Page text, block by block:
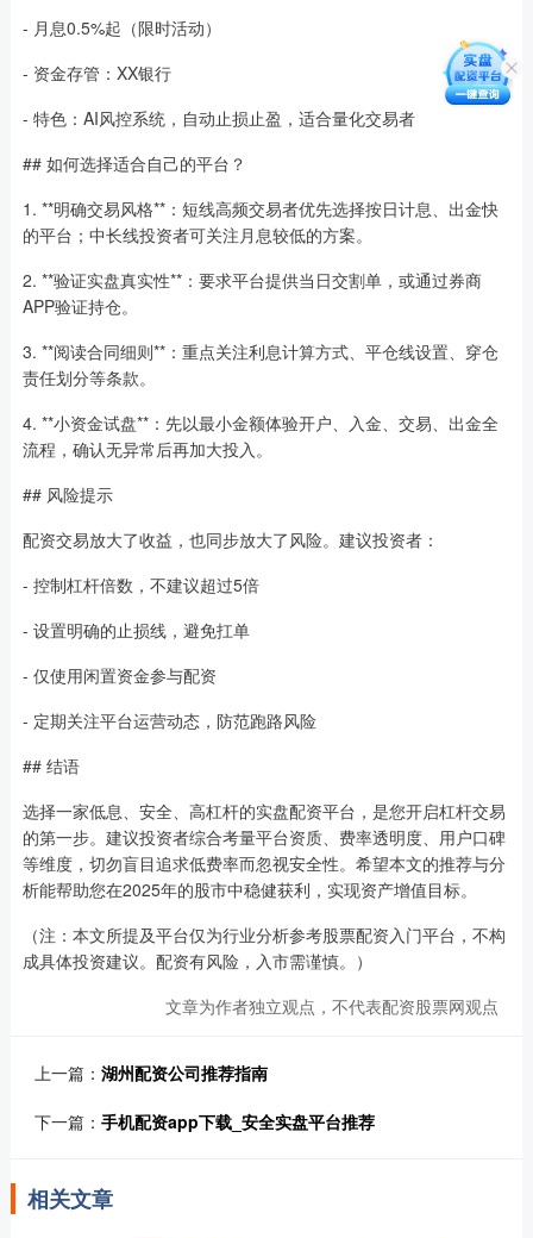
- 月息0.5%起（限时活动）
- 资金存管：XX银行
- 特色：AI风控系统，自动止损止盈，适合量化交易者
## 如何选择适合自己的平台？
1. **明确交易风格**：短线高频交易者优先选择按日计息、出金快
的平台；中长线投资者可关注月息较低的方案。
2. **验证实盘真实性**：要求平台提供当日交割单，或通过券商
APP验证持仓。
3. **阅读合同细则**：重点关注利息计算方式、平仓线设置、穿仓
责任划分等条款。
4. **小资金试盘**：先以最小金额体验开户、入金、交易、出金全
流程，确认无异常后再加大投入。
## 风险提示
配资交易放大了收益，也同步放大了风险。建议投资者：
- 控制杠杆倍数，不建议超过5倍
- 设置明确的止损线，避免扛单
- 仅使用闲置资金参与配资
- 定期关注平台运营动态，防范跑路风险
## 结语
选择一家低息、安全、高杠杆的实盘配资平台，是您开启杠杆交易
的第一步。建议投资者综合考量平台资质、费率透明度、用户口碑
等维度，切勿盲目追求低费率而忽视安全性。希望本文的推荐与分
析能帮助您在2025年的股市中稳健获利，实现资产增值目标。
（注：本文所提及平台仅为行业分析参考股票配资入门平台，不构
成具体投资建议。配资有风险，入市需谨慎。）
文章为作者独立观点，不代表配资股票网观点
上一篇： 湖州配资公司推荐指南
下一篇： 手机配资app下载_安全实盘平台推荐
相关文章